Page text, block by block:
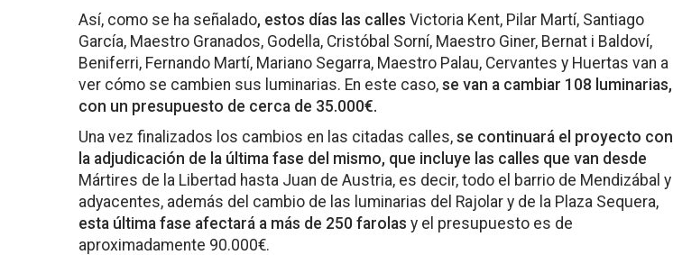
Así, como se ha señalado, estos días las calles Victoria Kent, Pilar Martí, Santiago
García, Maestro Granados, Godella, Cristóbal Sorní, Maestro Giner, Bernat i Baldoví,
Beniferri, Fernando Martí, Mariano Segarra, Maestro Palau, Cervantes y Huertas van a
ver cómo se cambien sus luminarias. En este caso, se van a cambiar 108 luminarias,
con un presupuesto de cerca de 35.000€.
Una vez finalizados los cambios en las citadas calles, se continuará el proyecto con
la adjudicación de la última fase del mismo, que incluye las calles que van desde
Mártires de la Libertad hasta Juan de Austria, es decir, todo el barrio de Mendizábal y
adyacentes, además del cambio de las luminarias del Rajolar y de la Plaza Sequera,
esta última fase afectará a más de 250 farolas y el presupuesto es de
aproximadamente 90.000€.